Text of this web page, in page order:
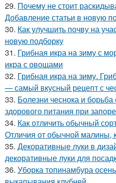
29. Почему не стоит
Добавление статьи в новую
30. Как улучшить почву на
новую подборку
31. Грибная икра на зиму с
икра с овощами
32. Грибная икра на зиму.
— самый вкусный рецепт с
33. Болезни чеснока и
здорового питания при запоре
34. Как отличить обычный
Отличия от обычной малины,
35. Декоративные луки в
декоративные луки для
36. Уборка топинамбура